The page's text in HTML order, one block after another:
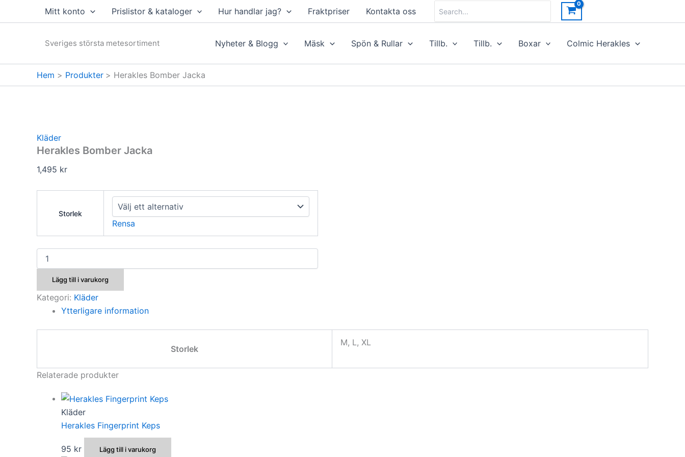
Mitt konto Prislistor & kataloger Hur handlar jag? Fraktpriser Kontakta oss
for:
Sveriges största metesortiment Nyheter & Blogg Mäsk Spön & Rullar Tillb. Tillb. Boxar Colmic Herakles
Hem Produkter Herakles Bomber Jacka
Kläder
Herakles Bomber Jacka
1,495 kr
Storlek
Rensa
Herakles
Bomber
mängdLägg till i varukorg
Kategori: Kläder
Ytterligare information
Storlek
M, L, XL
Relaterade produkter
Kläder
Herakles Fingerprint Keps
95 kr Lägg till i varukorg